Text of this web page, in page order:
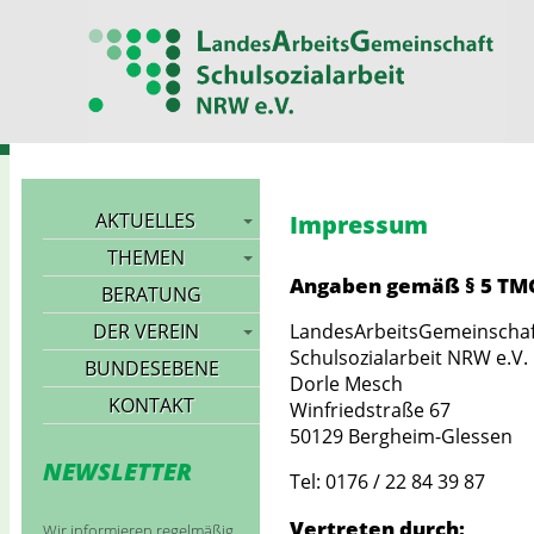
Landesarbeitsgemeinschaft
AKTUELLES
THEMEN
BERATUNG
DER VEREIN
BUNDESEBENE
KONTAKT
NEWSLETTER
Impressum
Angaben gemäß § 5
Schulsozialarbeit NRW e.V.
Dorle Mesch
Winfriedstraße 67
50129 Bergheim-Glessen
Tel: 0176 / 22 84 39 87
Vertreten durch: